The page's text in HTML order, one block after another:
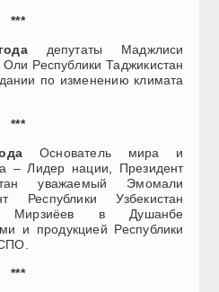
***
депутаты Маджлиси
Республики Таджикистан
по изменению климата
***
Основатель мира и
– Лидер нации, Президент
уважаемый Эмомали
Узбекистан
Мирзиёев в Душанбе
и продукцией Республики
***